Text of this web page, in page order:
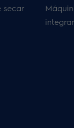
secar
integrar